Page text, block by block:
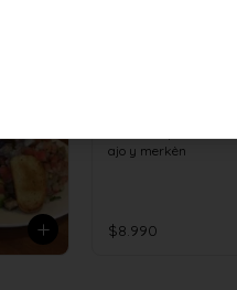
ajo y merkèn
$8.990